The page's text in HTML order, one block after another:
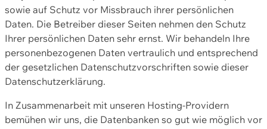
sowie auf Schutz vor Missbrauch ihrer persönlichen
Daten. Die Betreiber dieser Seiten nehmen den Schutz
Ihrer persönlichen Daten sehr ernst. Wir behandeln Ihre
personenbezogenen Daten vertraulich und entsprechend
der gesetzlichen Datenschutzvorschriften sowie dieser
Datenschutzerklärung.
In Zusammenarbeit mit unseren Hosting-Providern
bemühen wir uns, die Datenbanken so gut wie möglich vor